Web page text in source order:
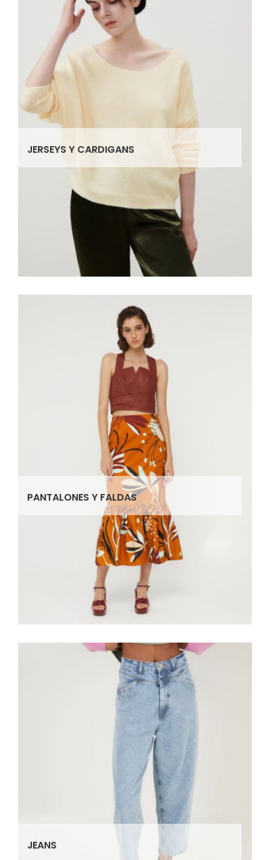
JERSEYS Y CARDIGANS
PANTALONES Y FALDAS
JEANS